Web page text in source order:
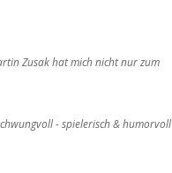
Zusak hat mich nicht nur zum
- spielerisch & humorvoll